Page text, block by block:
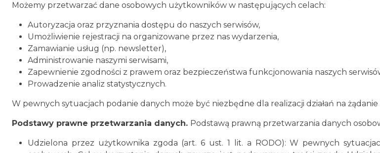
Możemy przetwarzać dane osobowych użytkowników w następujących celach:
Autoryzacja oraz przyznania dostępu do naszych serwisów,
Umożliwienie rejestracji na organizowane przez nas wydarzenia,
Zamawianie usług (np. newsletter),
Administrowanie naszymi serwisami,
Zapewnienie zgodności z prawem oraz bezpieczeństwa funkcjonowania naszych
Prowadzenie analiz statystycznych.
W pewnych sytuacjach podanie danych może być niezbędne dla realizacji działań na
Podstawy prawne przetwarzania danych. Podstawą prawną przetwarzania danych
Udzielona przez użytkownika zgoda (art. 6 ust. 1 lit. a RODO): W pewnych